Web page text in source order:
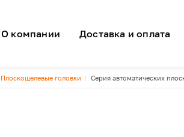
Основная навигация
О компании Доставка и оплата
Плоскощелевые головки Серия автоматических